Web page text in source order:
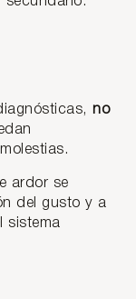
no
ardor se
del gusto y a
sistema